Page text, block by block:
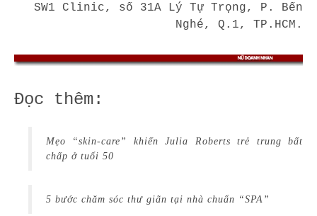
SW1 Clinic, số 31A Lý Tự Trọng, P. Bến
Nghé, Q.1, TP.HCM.
Đọc thêm:
Mẹo “skin-care” khiến Julia Roberts trẻ trung bất
chấp ở tuổi 50
5 bước chăm sóc thư giãn tại nhà chuẩn “SPA”